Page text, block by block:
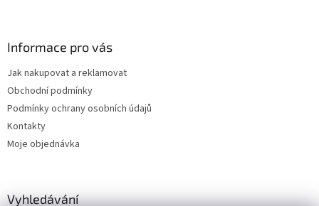
Informace pro vás
Jak nakupovat a reklamovat
Obchodní podmínky
Podmínky ochrany osobních údajů
Kontakty
Moje objednávka
Vyhledávání